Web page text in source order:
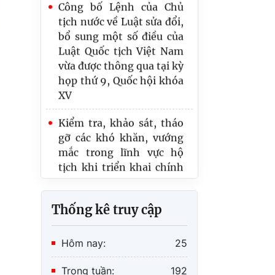
Sửa đổi toàn diện quy
định pháp luật hộ tịch
Cơ cấu tổ chức
bổ sung một số điều của
Luật Quốc tịch Việt Nam
vừa được thông qua tại kỳ
họp thứ 9, Quốc hội khóa
XV
Kiểm tra, khảo sát, tháo
gỡ các khó khăn, vướng
mắc trong lĩnh vực hộ
tịch khi triển khai chính
quyền địa phương 02 cấp
và thực hiện Đề án 06 của
Hội nghị tập huấn các
Văn phòng con nuôi nước
ngoài tại Việt Nam, năm
2024
Thống kê truy cập
Hôm nay: 25
Trong tuần: 192